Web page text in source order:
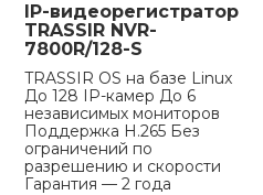
IP-видеорегистратор
TRASSIR NVR-
7800R/128-S
TRASSIR OS на базе Linux
До 128 IP-камер До 6
независимых мониторов
Поддержка H.265 Без
ограничений по
разрешению и скорости
Гарантия — 2 года